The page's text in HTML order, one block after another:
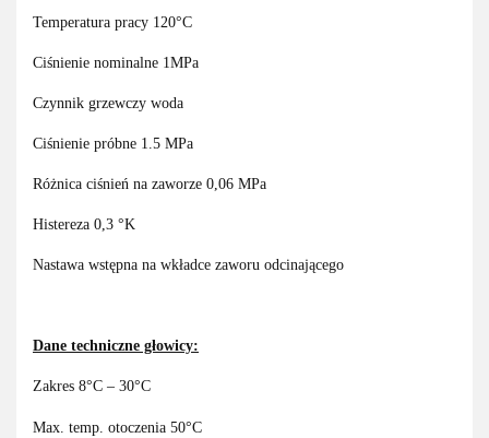
Temperatura pracy 120°C
Ciśnienie nominalne 1MPa
Czynnik grzewczy woda
Ciśnienie próbne 1.5 MPa
Różnica ciśnień na zaworze 0,06 MPa
Histereza 0,3 °K
Nastawa wstępna na wkładce zaworu odcinającego
Dane techniczne głowicy:
Zakres 8°C – 30°C
Max. temp. otoczenia 50°C